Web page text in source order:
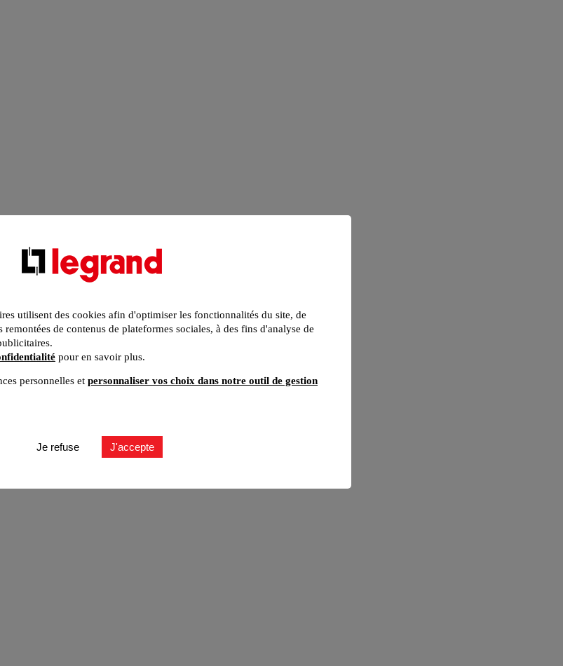
utilisent des cookies afin d'optimiser les fonctionnalités du site, de
de contenus de plateformes sociales, à des fins d'analyse de
pour en savoir plus.
personnelles et personnaliser vos choix dans notre outil de gestion
Je refuse J'accepte